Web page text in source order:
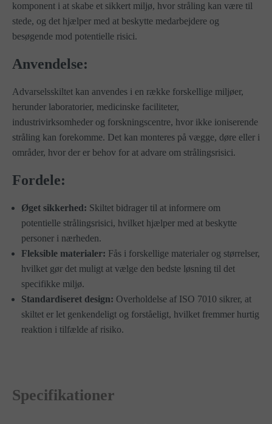
komponent i at skabe et sikkert miljø, hvor stråling kan være til
stede, og det hjælper med at beskytte medarbejdere og
besøgende mod potentielle risici.
Anvendelse:
Advarselsskiltet kan anvendes i en række forskellige miljøer,
herunder laboratorier, medicinske faciliteter,
industrivirksomheder og forskningscentre, hvor ikke ioniserende
stråling kan forekomme. Det kan monteres på vægge, døre eller i
områder, hvor der er behov for at advare om strålingsrisici.
Fordele:
Øget sikkerhed: Skiltet bidrager til at informere om
potentielle strålingsrisici, hvilket hjælper med at beskytte
personer i nærheden.
Fleksible materialer: Fås i forskellige materialer og størrelser,
hvilket gør det muligt at vælge den bedste løsning til det
specifikke miljø.
Standardiseret design: Overholdelse af ISO 7010 sikrer, at
skiltet er let genkendeligt og forståeligt, hvilket fremmer hurtig
reaktion i tilfælde af risiko.
Specifikationer